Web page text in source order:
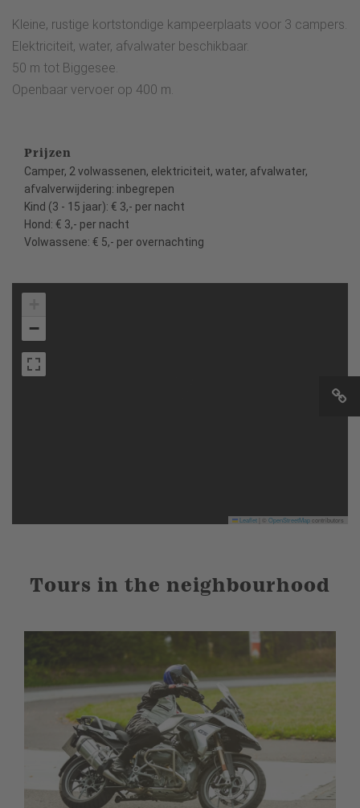
Kleine, rustige kortstondige kampeerplaats voor 3 campers.
Elektriciteit, water, afvalwater beschikbaar.
50 m tot Biggesee.
Openbaar vervoer op 400 m.
Prijzen
Camper, 2 volwassenen, elektriciteit, water, afvalwater,
afvalverwijdering: inbegrepen
Kind (3 - 15 jaar): € 3,- per nacht
Hond: € 3,- per nacht
Volwassene: € 5,- per overnachting
−
Leaflet OpenStreetMapcontributors
Tours in the neighbourhood